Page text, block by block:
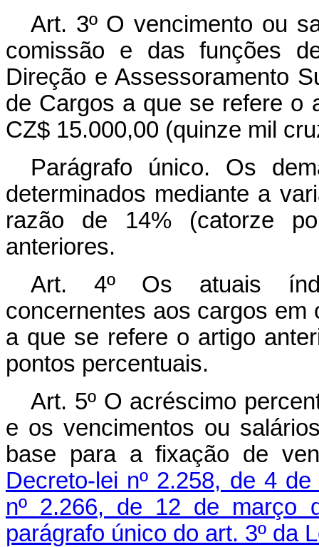
Art. 3º O vencimento ou
comissão e das funções
Direção e Assessoramento
de Cargos a que se refere o
CZ$ 15.000,00 (quinze mil
Parágrafo único. Os
determinados mediante a
razão de 14% (catorze
anteriores.
Art. 4º Os atuais
concernentes aos cargos
a que se refere o artigo
pontos percentuais.
Art. 5º O acréscimo
e os vencimentos ou
base para a fixação de
Decreto-lei nº 2.258, de 4
nº 2.266, de 12 de março
parágrafo único do art. 3º da